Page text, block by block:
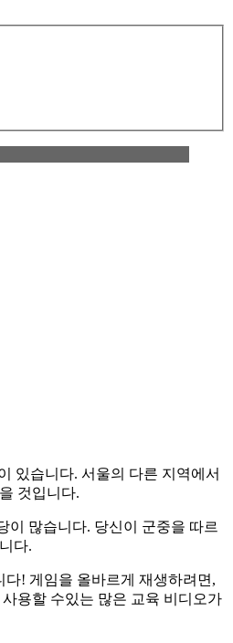
있습니다. 서울의 다른 지역에서
것입니다.
이 많습니다. 당신이 군중을 따르
다.
! 게임을 올바르게 재생하려면,
용할 수있는 많은 교육 비디오가